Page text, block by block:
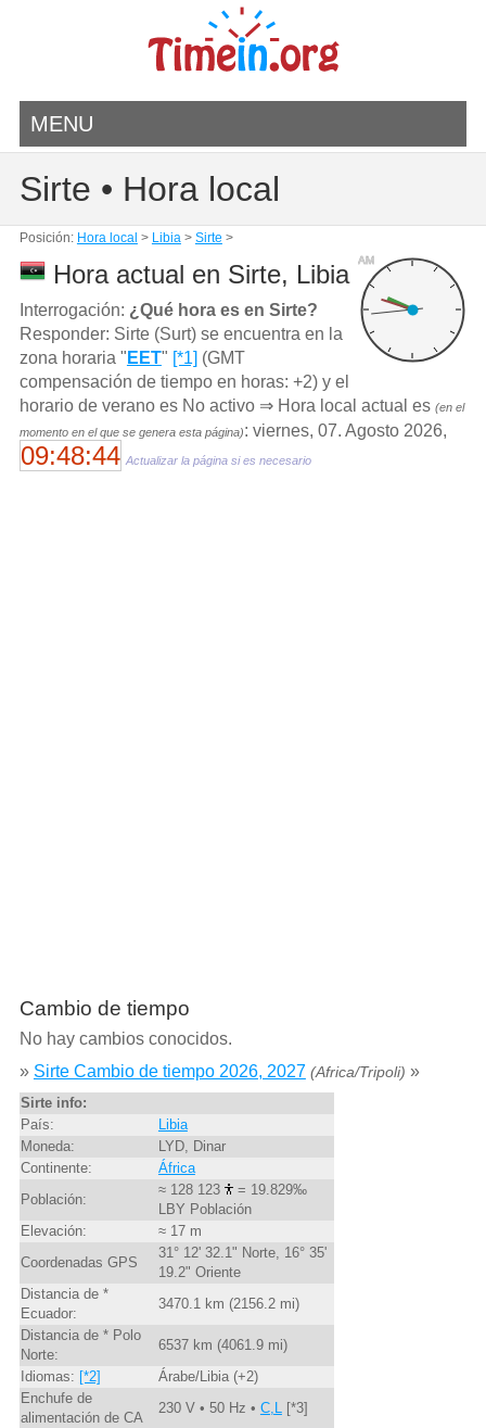
MENU
Sirte • Hora local
Posición: Hora local > Libia> Sirte >
AM
Hora actual en Sirte, Libia
Interrogación: ¿Qué hora es en Sirte?
Responder: Sirte (Surt) se encuentra en la
zona horaria " EET" [*1] (GMT
compensación de tiempo en horas: +2) y el
horario de verano es No activo ⇒ Hora local actual es (en el
momento en el que se genera esta página): viernes, 07. Agosto 2026,
09:48:44 Actualizar la página si es necesario
Cambio de tiempo
No hay cambios conocidos.
» Sirte Cambio de tiempo 2026, 2027 (Africa/Tripoli) »
Sirte info:
País:
Libia
Moneda:
LYD, Dinar
Continente:
África
Población:
≈ 128 123
= 19.829‰
LBY Población
Elevación:
≈ 17 m
Coordenadas GPS
31° 12' 32.1" Norte, 16° 35'
19.2" Oriente
Distancia de *
Ecuador:
3470.1 km (2156.2 mi)
Distancia de * Polo
Norte:
6537 km (4061.9 mi)
Idiomas: [*2]
Árabe/Libia (+2)
Enchufe de
alimentación de CA
230 V • 50 Hz • C,L[*3]